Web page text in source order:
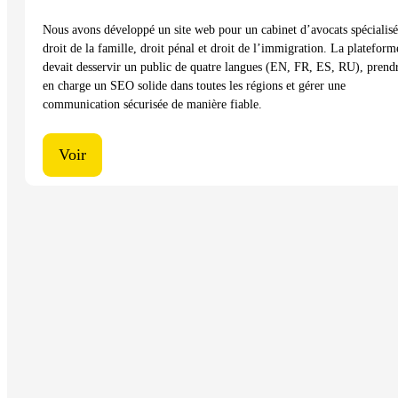
Nous avons développé un site web pour un cabinet d’avocats
droit de la famille, droit pénal et droit de l’immigration. La
devait desservir un public de quatre langues (EN, FR, ES, RU),
en charge un SEO solide dans toutes les régions et gérer une
communication sécurisée de manière fiable.
Voir